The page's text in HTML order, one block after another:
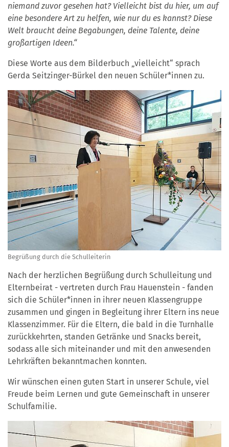
niemand zuvor gesehen hat? Vielleicht bist du hier, um auf
eine besondere Art zu helfen, wie nur du es kannst? Diese
Welt braucht deine Begabungen, deine Talente, deine
großartigen Ideen.“
Diese Worte aus dem Bilderbuch „vielleicht“ sprach
Gerda Seitzinger-Bürkel den neuen Schüler*innen zu.
Begrüßung durch die Schulleiterin
Nach der herzlichen Begrüßung durch Schulleitung und
Elternbeirat - vertreten durch Frau Hauenstein - fanden
sich die Schüler*innen in ihrer neuen Klassengruppe
zusammen und gingen in Begleitung ihrer Eltern ins neue
Klassenzimmer. Für die Eltern, die bald in die Turnhalle
zurückkehrten, standen Getränke und Snacks bereit,
sodass alle sich miteinander und mit den anwesenden
Lehrkräften bekanntmachen konnten.
Wir wünschen einen guten Start in unserer Schule, viel
Freude beim Lernen und gute Gemeinschaft in unserer
Schulfamilie.